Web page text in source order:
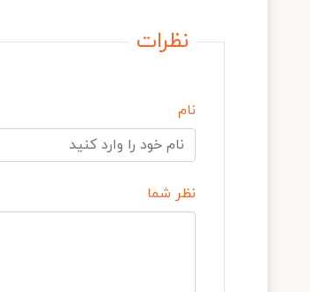
نظرات
نام
نظر شما